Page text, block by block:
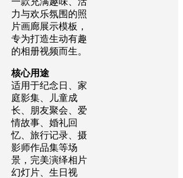
力与欢乐氛围的照
片画廊展示模板，
专为打造生动有趣
的相册视频而生。
核心用途
适用于纪念日、家
庭影集、儿童成
长、朋友聚会、爱
情故事、婚礼回
忆、旅行记录、摄
影师作品集等场
景，完美演绎相片
幻灯片、生日视